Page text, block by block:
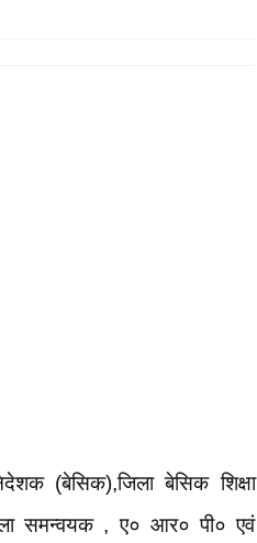
(बेसिक),जिला बेसिक शिक्षा
समन्वयक , ए० आर० पी० एवं